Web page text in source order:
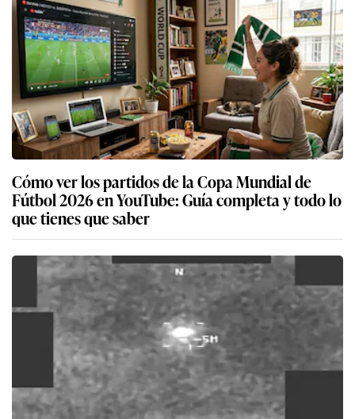
Cómo ver los partidos de la Copa Mundial de
Fútbol 2026 en YouTube: Guía completa y todo lo
que tienes que saber